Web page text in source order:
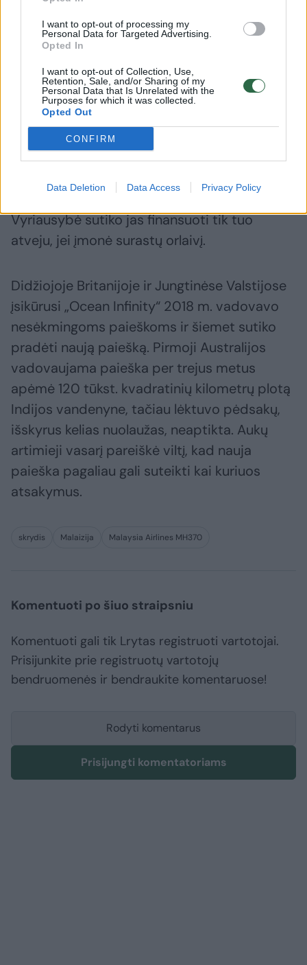
I want to opt-out of processing my
Personal Data for Targeted Advertising.
Opted In
I want to opt-out of Collection, Use,
Retention, Sale, and/or Sharing of my
Personal Data that Is Unrelated with the
Purposes for which it was collected.
Opted Out
CONFIRM
Data Deletion Data Access Privacy Policy
m. gruodžio 30 dieną.“
Jūrų žvalgybos bendrovė „Ocean Infinity“
vykdys paiešką „tikslinėje teritorijoje, kurioje,
kaip įvertinta, yra didžiausia tikimybė surasti
orlaivį“, pranešė ministerija.
Naujausios paieškos pietinėje Indijos
vandenyno dalyje buvo sustabdytos
balandžio mėnesį dėl „netinkamo metų laiko“.
Vyriausybė sutiko jas finansuoti tik tuo
atveju, jei įmonė surastų orlaivį.
Didžiojoje Britanijoje ir Jungtinėse Valstijose
įsikūrusi „Ocean Infinity“ 2018 m. vadovavo
nesėkmingoms paieškoms ir šiemet sutiko
pradėti naują paiešką. Pirmoji Australijos
vadovaujama paieška per trejus metus
apėmė 120 tūkst. kvadratinių kilometrų plotą
Indijos vandenyne, tačiau lėktuvo pėdsakų,
išskyrus kelias nuolaužas, neaptikta. Aukų
artimieji vasarį pareiškė viltį, kad nauja
paieška pagaliau gali suteikti kai kuriuos
atsakymus.
skrydis Malaizija Malaysia Airlines MH370
Komentuoti po šiuo straipsniu
Komentuoti gali tik Lrytas registruoti vartotojai.
Prisijunkite prie registruotų vartotojų
bendruomenės ir bendraukite komentaruose!
Rodyti komentarus
Prisijungti komentatoriams